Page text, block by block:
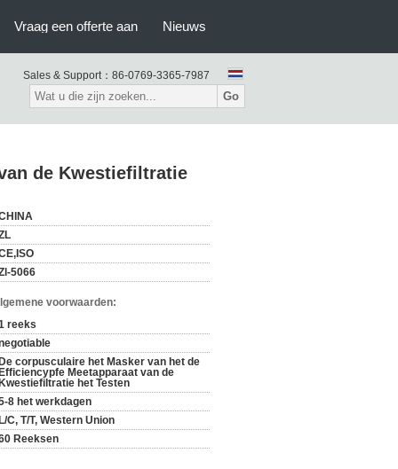
Vraag een offerte aan Nieuws
Sales & Support： 86-0769-3365-7987
Go
de Kwestiefiltratie
5066
voorwaarden:
reeks
corpusculaire het Masker van het de
Meetapparaat van de
het Testen
8 het werkdagen
C, T/T, Western Union
Reeksen